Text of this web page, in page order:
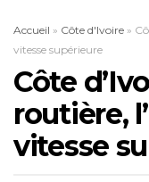
Accueil » Côte d'Ivoire »
vitesse supérieure
Côte
routière,
vitesse